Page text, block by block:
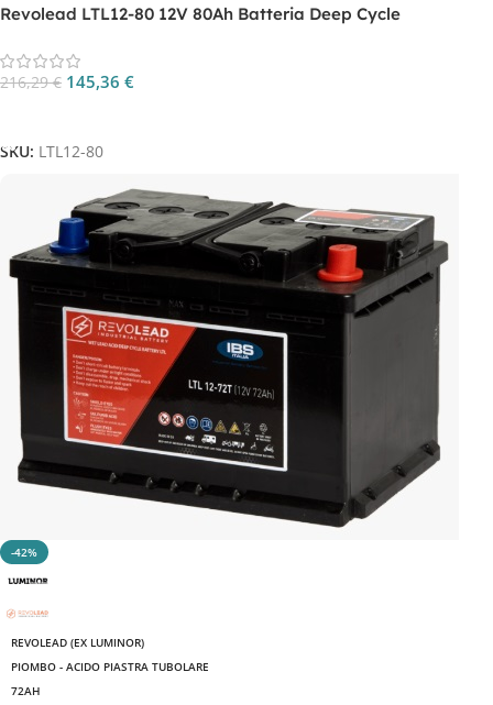
Revolead LTL12-80 12V 80Ah Batteria Deep Cycle
216,29€ 145,36 €
SKU: LTL12-80
-42%
REVOLEAD (EX LUMINOR)
PIOMBO - ACIDO PIASTRA TUBOLARE
72AH